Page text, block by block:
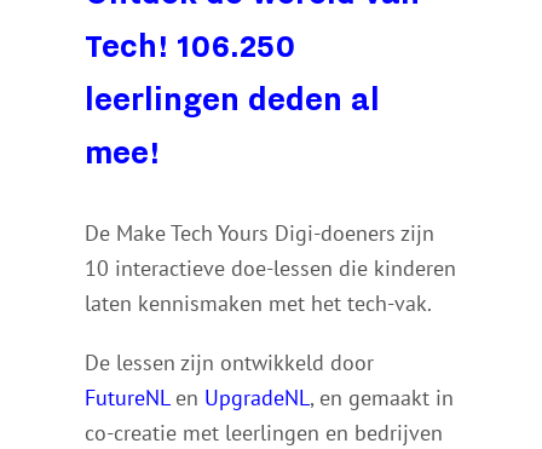
Tech! 106.250
leerlingen deden al
mee!
De Make Tech Yours Digi-doeners zijn
10 interactieve doe-lessen die kinderen
laten kennismaken met het tech-vak.
De lessen zijn ontwikkeld door
FutureNLen UpgradeNL, en gemaakt in
co-creatie met leerlingen en bedrijven